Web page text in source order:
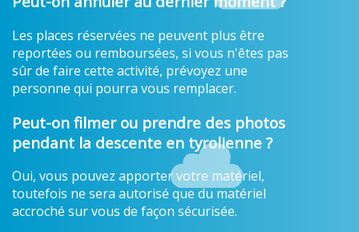
Les places réservées ne peuvent plus être
reportées ou remboursées, si vous n'êtes pas
sûr de faire cette activité, prévoyez une
personne qui pourra vous remplacer.
Peut-on filmer ou prendre des photos
pendant la descente en tyrolienne ?
Oui, vous pouvez apporter votre matériel,
toutefois ne sera autorisé que du matériel
accroché sur vous de façon sécurisée.